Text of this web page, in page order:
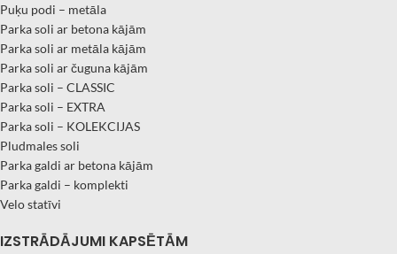
Puķu podi – metāla
Parka soli ar betona kājām
Parka soli ar metāla kājām
Parka soli ar čuguna kājām
Parka soli – CLASSIC
Parka soli – EXTRA
Parka soli – KOLEKCIJAS
Pludmales soli
Parka galdi ar betona kājām
Parka galdi – komplekti
Velo statīvi
IZSTRĀDĀJUMI KAPSĒTĀM